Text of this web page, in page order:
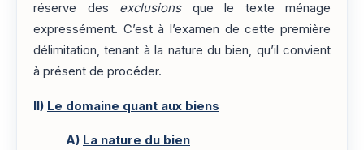
réserve des exclusionsque le texte ménage
expressément. C’est à l’examen de cette première
délimitation, tenant à la nature du bien, qu’il convient
à présent de procéder.
II) Le domaine quant aux biens
A) La nature du bien